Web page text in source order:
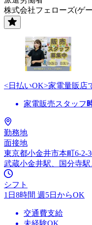
株式会社フェローズ(ゲ
<日払いOK>家電量販
家電販売スタッフ
勤務地
面接地
東京都小金井市本町6-2-
武蔵小金井駅、国分寺
シフト
1日8時間 週5日からOK
交通費支給
未経験OK